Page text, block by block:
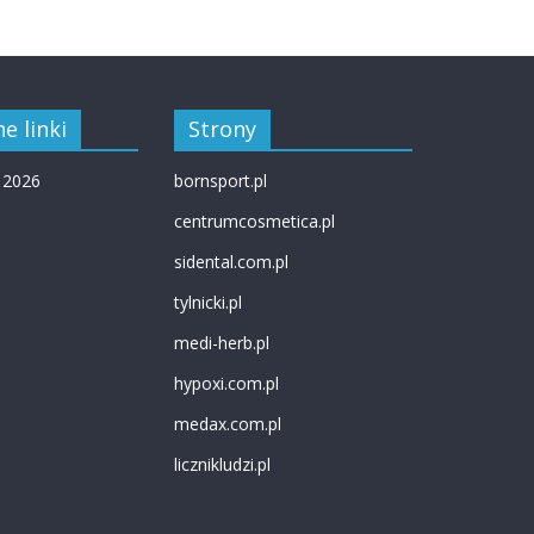
linki Strony
bornsport.pl
centrumcosmetica.pl
sidental.com.pl
tylnicki.pl
medi-herb.pl
hypoxi.com.pl
medax.com.pl
licznikludzi.pl